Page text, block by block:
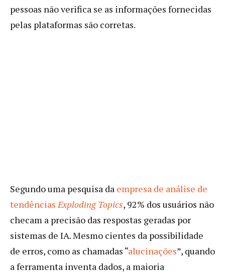
pessoas não verifica se as informações fornecidas
pelas plataformas são corretas.
Segundo uma pesquisa da empresa de análise de
tendênciasExploding Topics, 92% dos usuários não
checam a precisão das respostas geradas por
sistemas de IA. Mesmo cientes da possibilidade
de erros, como as chamadas “alucinações”, quando
a ferramenta inventa dados, a maioria